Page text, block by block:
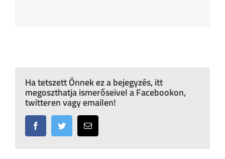
Ha tetszett Önnek ez a bejegyzés, itt
megoszthatja ismerőseivel a Facebookon,
twitteren vagy emailen!
FacebookTwitter Email: